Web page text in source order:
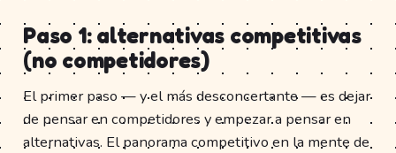
Paso 1: alternativas competitivas
(no competidores)
El primer paso — y el más desconcertante — es dejar
de pensar en competidores y empezar a pensar en
alternativas. El panorama competitivo en la mente de